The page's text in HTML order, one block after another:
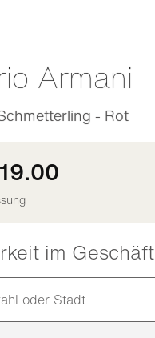
Armani
- Rot
im Geschäft
oder Stadt